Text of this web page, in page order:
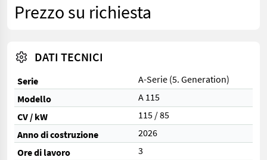
Prezzo su richiesta
DATI TECNICI
Serie
A-Serie (5. Generation)
Modello
A 115
CV / kW
115 / 85
Anno di costruzione
2026
Ore di lavoro
3